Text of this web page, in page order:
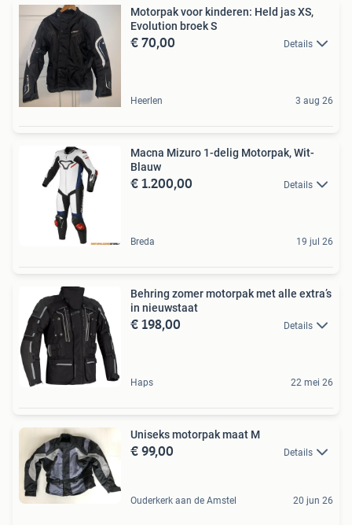
Motorpak voor kinderen: Held jas XS,
Evolution broek S
€ 70,00 Details
Heerlen 3 aug 26
Macna Mizuro 1-delig Motorpak, Wit-
Blauw
€ 1.200,00 Details
Breda 19 jul 26
Behring zomer motorpak met alle extra’s
in nieuwstaat
€ 198,00 Details
Haps 22 mei 26
Uniseks motorpak maat M
€ 99,00 Details
Ouderkerk aan de Amstel 20 jun 26